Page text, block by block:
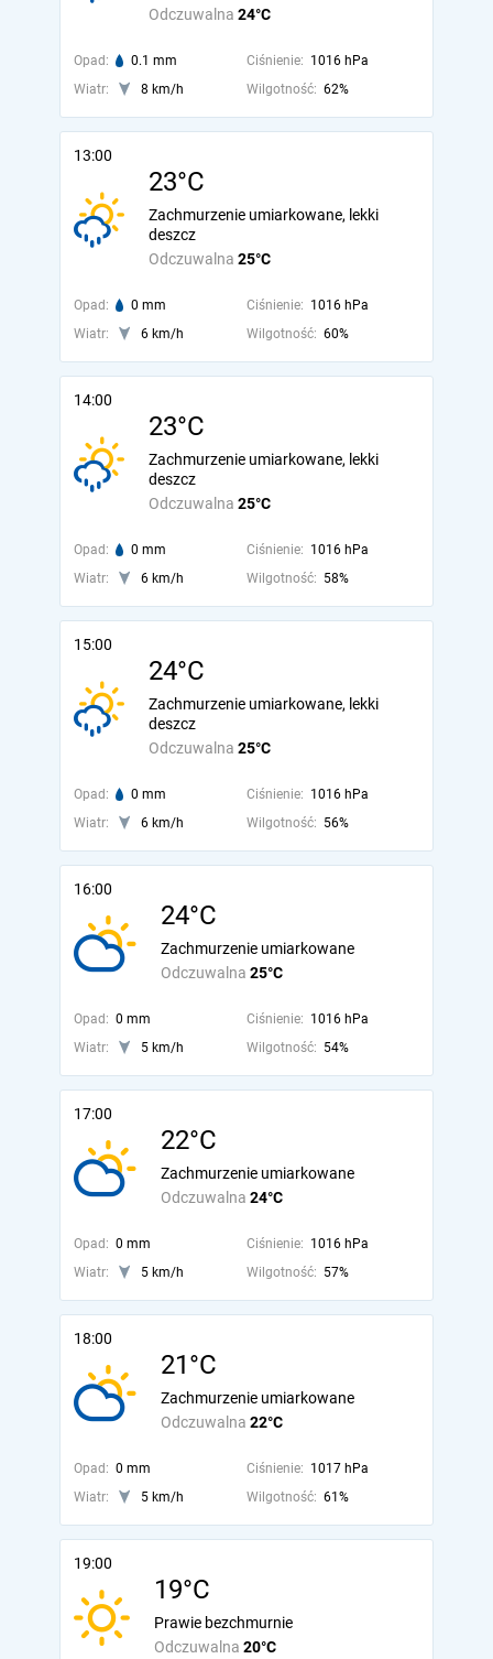
Odczuwalna 24°C
Opad: 0.1 mm Ciśnienie: 1016 hPa
Wiatr:
8 km/h Wilgotność: 62%
13:00
23°C
Odczuwalna 25°C
Zachmurzenie umiarkowane, lekki
deszcz
Opad: 0 mm Ciśnienie: 1016 hPa
Wiatr:
6 km/h Wilgotność: 60%
14:00
23°C
Odczuwalna 25°C
Zachmurzenie umiarkowane, lekki
deszcz
Opad: 0 mm Ciśnienie: 1016 hPa
Wiatr:
6 km/h Wilgotność: 58%
15:00
24°C
Odczuwalna 25°C
Zachmurzenie umiarkowane, lekki
deszcz
Opad: 0 mm Ciśnienie: 1016 hPa
Wiatr:
6 km/h Wilgotność: 56%
16:00
24°C
Odczuwalna 25°C
Zachmurzenie umiarkowane
Opad: 0 mm Ciśnienie: 1016 hPa
Wiatr:
5 km/h Wilgotność: 54%
17:00
22°C
Odczuwalna 24°C
Zachmurzenie umiarkowane
Opad: 0 mm Ciśnienie: 1016 hPa
Wiatr:
5 km/h Wilgotność: 57%
18:00
21°C
Odczuwalna 22°C
Zachmurzenie umiarkowane
Opad: 0 mm Ciśnienie: 1017 hPa
Wiatr:
5 km/h Wilgotność: 61%
19:00
19°C
Odczuwalna 20°C
Prawie bezchmurnie